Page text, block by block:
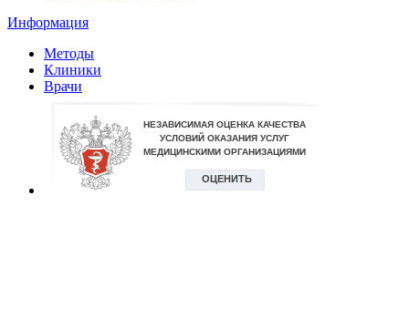
Информация
Методы
Клиники
Врачи